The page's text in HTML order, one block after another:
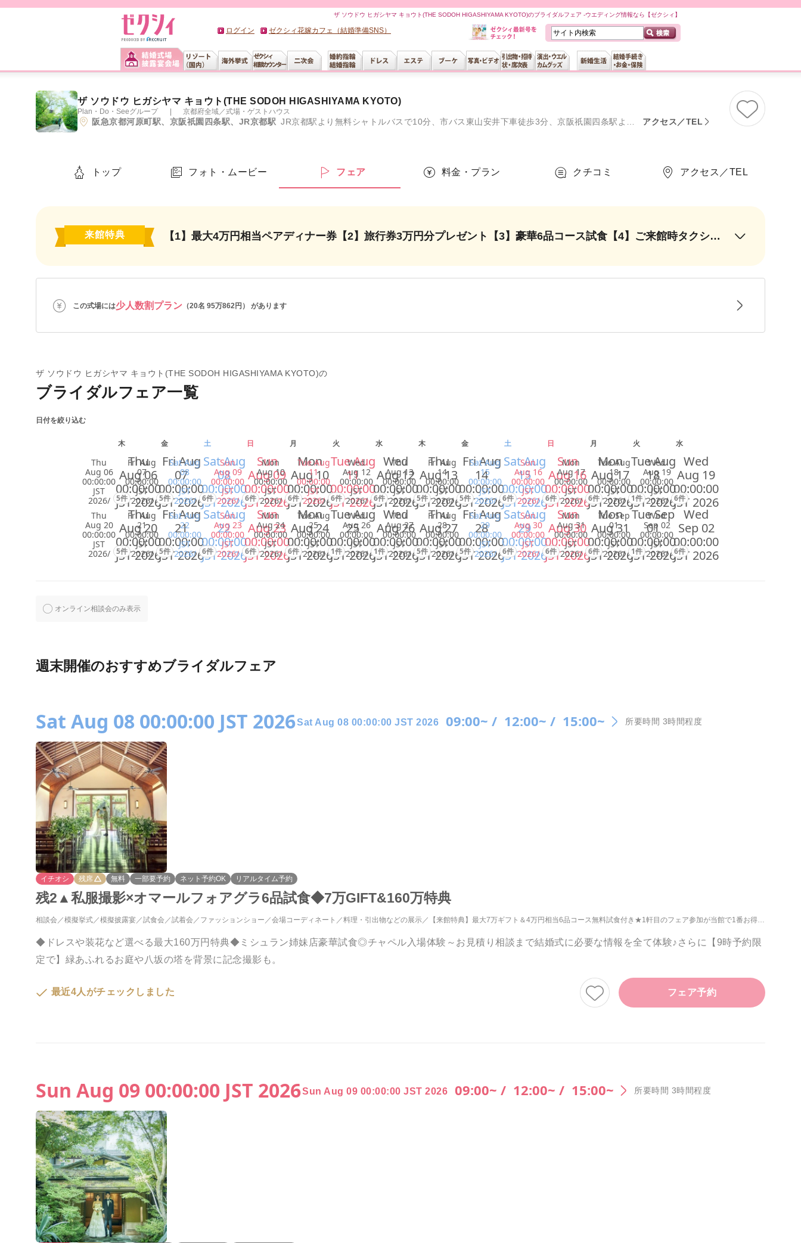
ザ ソウドウ ヒガシヤマ キョウト(THE SODOH HIGASHIYAMA KYOTO)のブライダルフェア -ウエディング情報なら【ゼクシィ】
ログイン ゼクシィ花嫁カフェ（結婚準備SNS）
ザ ソウドウ ヒガシヤマ キョウト(THE SODOH HIGASHIYAMA KYOTO)
Plan・Do・Seeグループ 京都府全域 ／式場・ゲストハウス
阪急京都河原町駅、京阪祇園四条駅、JR京都駅 JR京都駅より無料シャトルバスで10分、市バス東山安井下車徒歩3分、京阪祇園四条駅より徒歩13分、阪急河原町駅より徒歩16分、名神高速道路「京都東IC」より約15分、「京都南IC」より約20分 アクセス／TEL
トップ フォト・ムービー フェア 料金・プラン クチコミ アクセス／TEL
来館特典 【1】最大4万円相当ペアディナー券【2】旅行券3万円分プレゼント【3】豪華6品コース試食【4】ご来館時タクシー代2,000円 or 高台寺駐車場3H分（※当日お申し出で特典進呈）
この式場には少人数割プラン （20名 95万862円） があります
ザ ソウドウ ヒガシヤマ キョウト(THE SODOH HIGASHIYAMA KYOTO)の
ブライダルフェア一覧
日付を絞り込む
木 金 土 日 月 火 水 木 金 土 日 月 火 水
Thu
Aug 06
00:00:00
JST
2026/
Thu
Aug 06
00:00:00
JST 2026
5件
Fri Aug
07
00:00:00
JST
2026/
Fri Aug
07
00:00:00
JST 2026
5件
Sat Aug
08
00:00:00
JST
2026/
Sat Aug
08
00:00:00
JST 2026
6件
Sun
Aug 09
00:00:00
JST
2026/
Sun
Aug 09
00:00:00
JST 2026
6件
Mon
Aug 10
00:00:00
JST
2026/
Mon
Aug 10
00:00:00
JST 2026
6件
Tue Aug
11
00:00:00
JST
2026/
Tue Aug
11
00:00:00
JST 2026
6件
Wed
Aug 12
00:00:00
JST
2026/
Wed
Aug 12
00:00:00
JST 2026
6件
Thu
Aug 13
00:00:00
JST
2026/
Thu
Aug 13
00:00:00
JST 2026
5件
Fri Aug
14
00:00:00
JST
2026/
Fri Aug
14
00:00:00
JST 2026
5件
Sat Aug
15
00:00:00
JST
2026/
Sat Aug
15
00:00:00
JST 2026
6件
Sun
Aug 16
00:00:00
JST
2026/
Sun
Aug 16
00:00:00
JST 2026
6件
Mon
Aug 17
00:00:00
JST
2026/
Mon
Aug 17
00:00:00
JST 2026
6件
Tue Aug
18
00:00:00
JST
2026/
Tue Aug
18
00:00:00
JST 2026
1件
Wed
Aug 19
00:00:00
JST
2026/
Wed
Aug 19
00:00:00
JST 2026
6件
Thu
Aug 20
00:00:00
JST
2026/
Thu
Aug 20
00:00:00
JST 2026
5件
Fri Aug
21
00:00:00
JST
2026/
Fri Aug
21
00:00:00
JST 2026
5件
Sat Aug
22
00:00:00
JST
2026/
Sat Aug
22
00:00:00
JST 2026
6件
Sun
Aug 23
00:00:00
JST
2026/
Sun
Aug 23
00:00:00
JST 2026
6件
Mon
Aug 24
00:00:00
JST
2026/
Mon
Aug 24
00:00:00
JST 2026
6件
Tue Aug
25
00:00:00
JST
2026/
Tue Aug
25
00:00:00
JST 2026
1件
Wed
Aug 26
00:00:00
JST
2026/
Wed
Aug 26
00:00:00
JST 2026
1件
Thu
Aug 27
00:00:00
JST
2026/
Thu
Aug 27
00:00:00
JST 2026
5件
Fri Aug
28
00:00:00
JST
2026/
Fri Aug
28
00:00:00
JST 2026
5件
Sat Aug
29
00:00:00
JST
2026/
Sat Aug
29
00:00:00
JST 2026
6件
Sun
Aug 30
00:00:00
JST
2026/
Sun
Aug 30
00:00:00
JST 2026
6件
Mon
Aug 31
00:00:00
JST
2026/
Mon
Aug 31
00:00:00
JST 2026
6件
Tue Sep
01
00:00:00
JST
2026/
Tue Sep
01
00:00:00
JST 2026
1件
Wed
Sep 02
00:00:00
JST
2026/
Wed
Sep 02
00:00:00
JST 2026
6件
オンライン相談会のみ表示
週末開催のおすすめブライダルフェア
Sat Aug 08 00:00:00 JST 2026Sat Aug 08 00:00:00 JST 2026 09:00~ / 12:00~ / 15:00~ 所要時間 3時間程度
イチオシ 残席 無料 一部要予約 ネット予約OK リアルタイム予約
残2▲私服撮影×オマールフォアグラ6品試食◆7万GIFT&160万特典
相談会 模擬挙式 模擬披露宴 試食会 試着会 ファッションショー 会場コーディネート 料理・引出物などの展示 【来館特典】最大7万ギフト＆4万円相当6品コース無料試食付き★1軒目のフェア参加が当館で1番お得！
◆ドレスや装花など選べる最大160万円特典◆ミシュラン姉妹店豪華試食◎チャペル入場体験～お見積り相談まで結婚式に必要な情報を全て体験♪さらに【9時予約限
定で】緑あふれるお庭や八坂の塔を背景に記念撮影も。
最近4人がチェックしました フェア予約
Sun Aug 09 00:00:00 JST 2026Sun Aug 09 00:00:00 JST 2026 09:00~ / 12:00~ / 15:00~ 所要時間 3時間程度